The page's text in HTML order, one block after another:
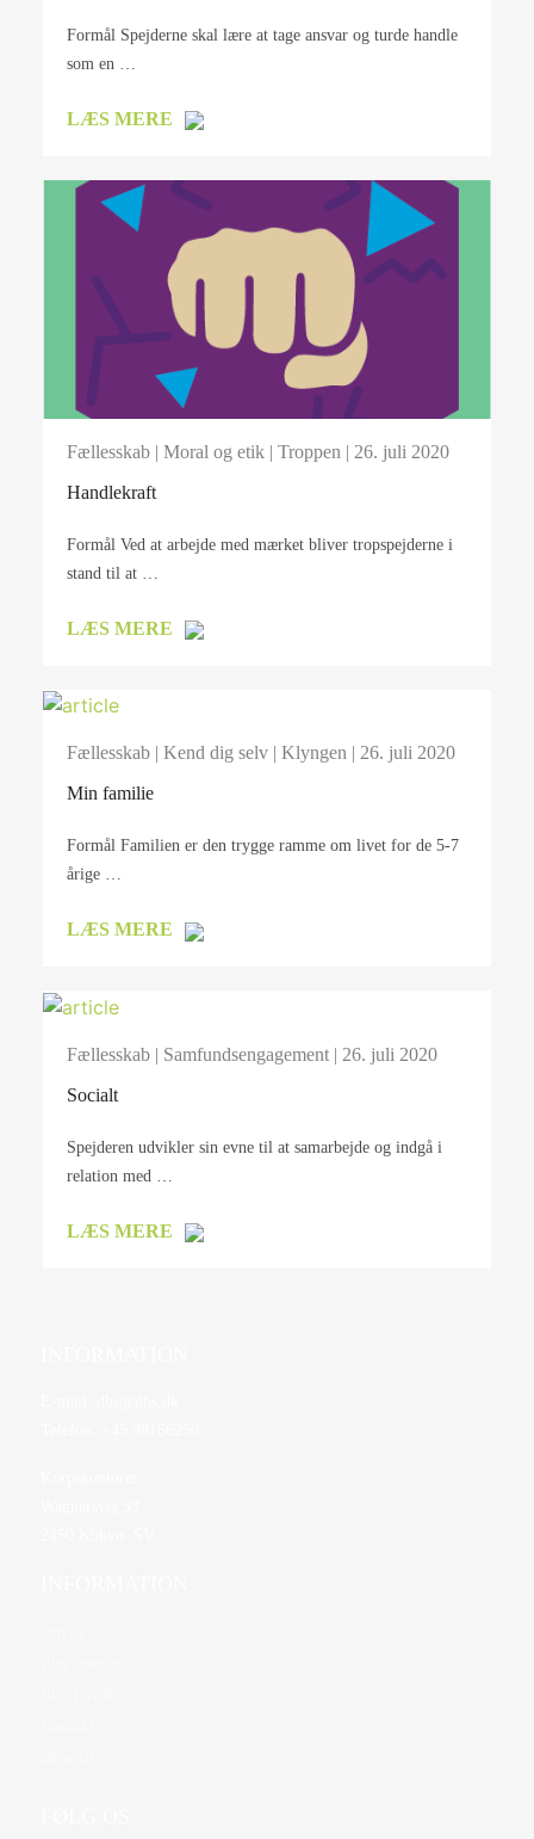
Formål Spejderne skal lære at tage ansvar og turde handle
som en …
LÆS MERE
Fællesskab| Moral og etik| Troppen | 26. juli 2020
Handlekraft
Formål Ved at arbejde med mærket bliver tropspejderne i
stand til at …
LÆS MERE
Fællesskab| Kend dig selv| Klyngen | 26. juli 2020
Min familie
Formål Familien er den trygge ramme om livet for de 5-7
årige …
LÆS MERE
Fællesskab| Samfundsengagement| 26. juli 2020
Socialt
Spejderen udvikler sin evne til at samarbejde og indgå i
relation med …
LÆS MERE